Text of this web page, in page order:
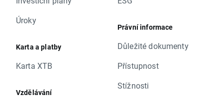
Úroky
Karta a platby
Karta XTB
Vzdělávání
Právní informace
Důležité dokumenty
Přístupnost
Stížnosti